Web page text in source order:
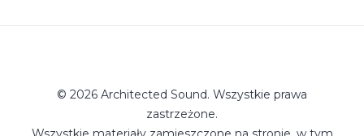
© 2026 Architected Sound. Wszystkie prawa
zastrzeżone.